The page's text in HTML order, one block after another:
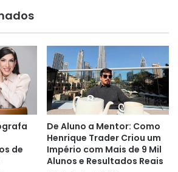
de
De Aluno a Mentor: Como
Henrique Trader Criou um
Império com Mais de 9 Mil
Alunos e Resultados Reais